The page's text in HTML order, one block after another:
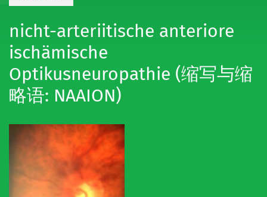
nicht-arteriitische anteriore
ischämische
Optikusneuropathie (缩写与缩
略语: NAAION)